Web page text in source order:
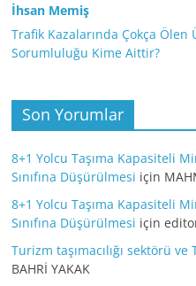
İhsan Memiş
Trafik Kazalarında Çokça
Sorumluluğu Kime Aittir?
Son Yorumlar
8+1 Yolcu Taşıma Kapasiteli
Sınıfına Düşürülmesi için
8+1 Yolcu Taşıma Kapasiteli
Sınıfına Düşürülmesi için
Turizm taşımacılığı sektörü ve
BAHRİ YAKAK